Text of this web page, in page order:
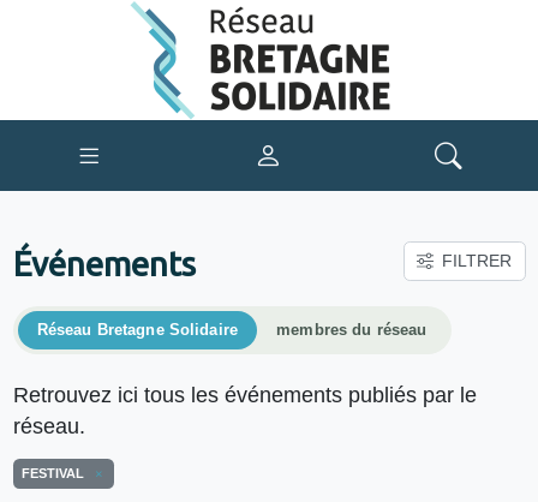
Événements FILTRER
Réseau Bretagne Solidaire membres du réseau
Retrouvez ici tous les événements publiés par le
réseau.
FESTIVAL